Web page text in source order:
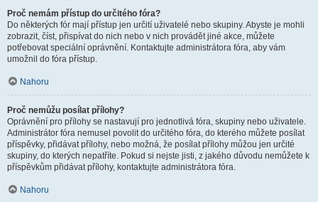
Proč nemám přístup do určitého fóra?
Do některých fór mají přístup jen určití uživatelé nebo skupiny. Abyste je mohli
zobrazit, číst, přispívat do nich nebo v nich provádět jiné akce, můžete
potřebovat speciální oprávnění. Kontaktujte administrátora fóra, aby vám
umožnil do fóra přístup.
Nahoru
Proč nemůžu posílat přílohy?
Oprávnění pro přílohy se nastavují pro jednotlivá fóra, skupiny nebo uživatele.
Administrátor fóra nemusel povolit do určitého fóra, do kterého můžete posílat
příspěvky, přidávat přílohy, nebo možná, že posílat přílohy můžou jen určité
skupiny, do kterých nepatříte. Pokud si nejste jisti, z jakého důvodu nemůžete k
příspěvkům přidávat přílohy, kontaktujte administrátora fóra.
Nahoru